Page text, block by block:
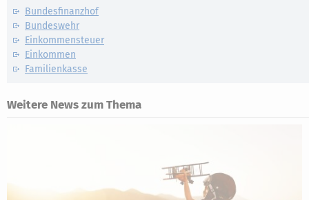
Bundesfinanzhof
Bundeswehr
Einkommensteuer
Einkommen
Familienkasse
Weitere News zum Thema